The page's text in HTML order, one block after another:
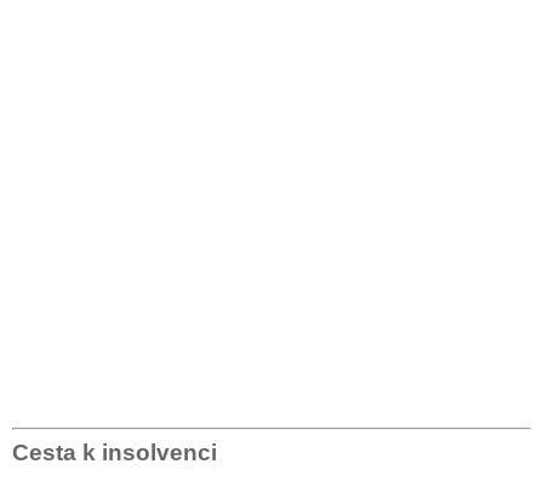
Cesta k insolvenci